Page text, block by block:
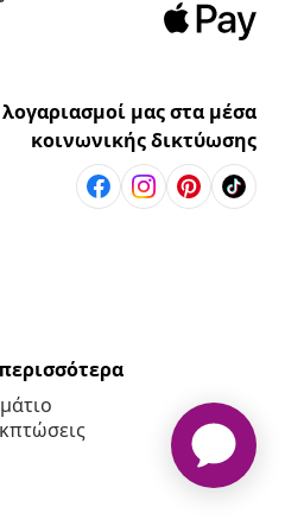
μας στα μέσα
κοινωνικής δικτύωσης